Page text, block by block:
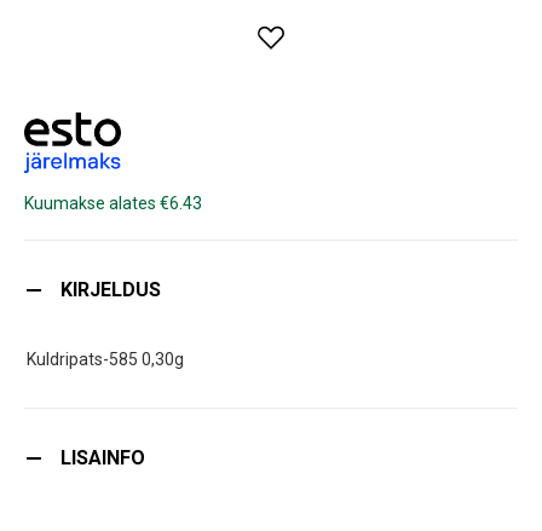
Kuumakse alates €6.43
KIRJELDUS
Kuldripats-585 0,30g
LISAINFO